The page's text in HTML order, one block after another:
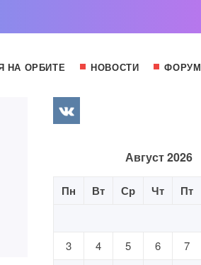
НА ОРБИТЕ НОВОСТИ ФОРУМ
Август 2026
Пн Вт Ср Чт Пт
3
4 5 6 7